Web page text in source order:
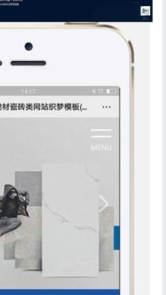
忘记密码?